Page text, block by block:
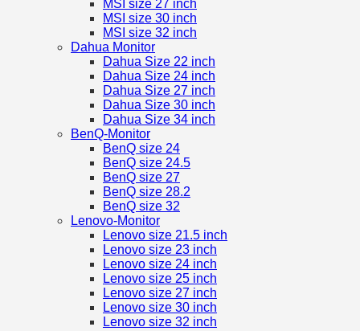
MSI size 27 inch
MSI size 30 inch
MSI size 32 inch
Dahua Monitor
Dahua Size 22 inch
Dahua Size 24 inch
Dahua Size 27 inch
Dahua Size 30 inch
Dahua Size 34 inch
BenQ-Monitor
BenQ size 24
BenQ size 24.5
BenQ size 27
BenQ size 28.2
BenQ size 32
Lenovo-Monitor
Lenovo size 21.5 inch
Lenovo size 23 inch
Lenovo size 24 inch
Lenovo size 25 inch
Lenovo size 27 inch
Lenovo size 30 inch
Lenovo size 32 inch